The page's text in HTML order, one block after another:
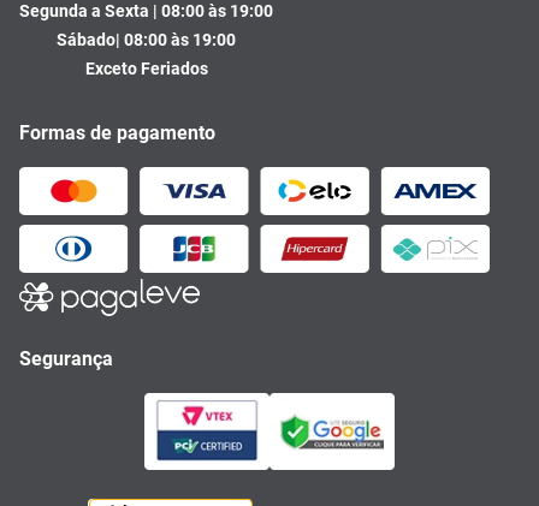
Segunda a Sexta | 08:00 às 19:00
Sábado| 08:00 às 19:00
Exceto Feriados
Formas de pagamento
Segurança